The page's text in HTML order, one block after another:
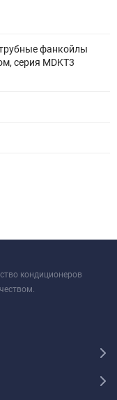
фанкойлы
серия MDKT3
кондиционеров